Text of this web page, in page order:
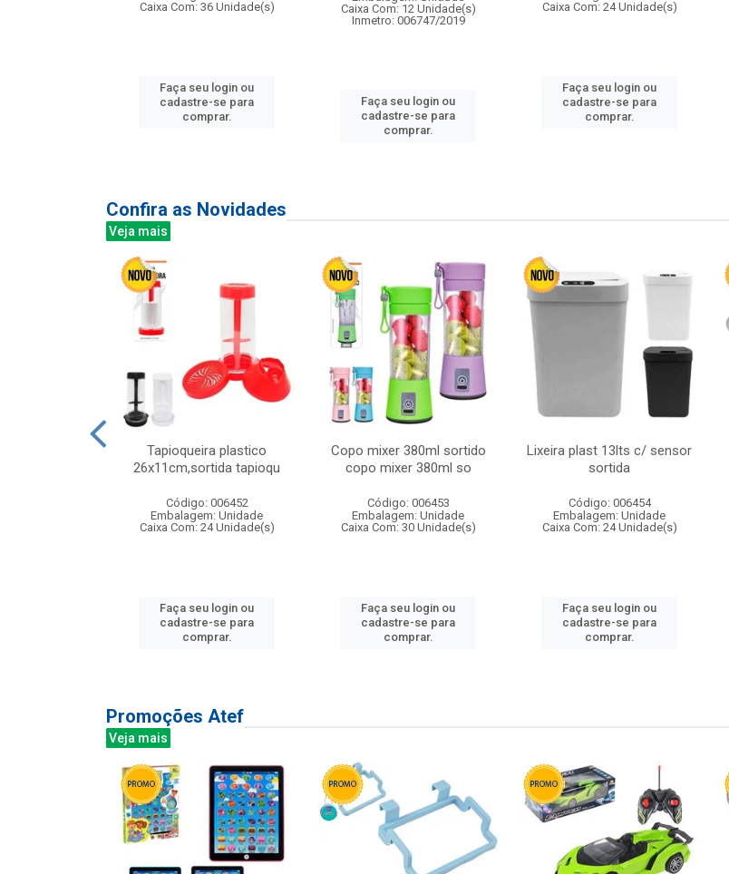
Caixa Com: 36 Unidade(s)
Faça seu login ou
cadastre-se para
comprar.
Caixa Com: 12 Unidade(s)
Inmetro: 006747/2019
Faça seu login ou
cadastre-se para
comprar.
Caixa Com: 24 Unidade(s)
Faça seu login ou
cadastre-se para
comprar.
Confira as Novidades
Veja mais
Tapioqueira plastico
26x11cm,sortida tapioqu
Código: 006452
Embalagem: Unidade
Caixa Com: 24 Unidade(s)
Faça seu login ou
cadastre-se para
comprar.
Copo mixer 380ml sortido
copo mixer 380ml so
Código: 006453
Embalagem: Unidade
Caixa Com: 30 Unidade(s)
Faça seu login ou
cadastre-se para
comprar.
Lixeira plast 13lts c/ sensor
sortida
Código: 006454
Embalagem: Unidade
Caixa Com: 24 Unidade(s)
Faça seu login ou
cadastre-se para
comprar.
Promoções Atef
Veja mais